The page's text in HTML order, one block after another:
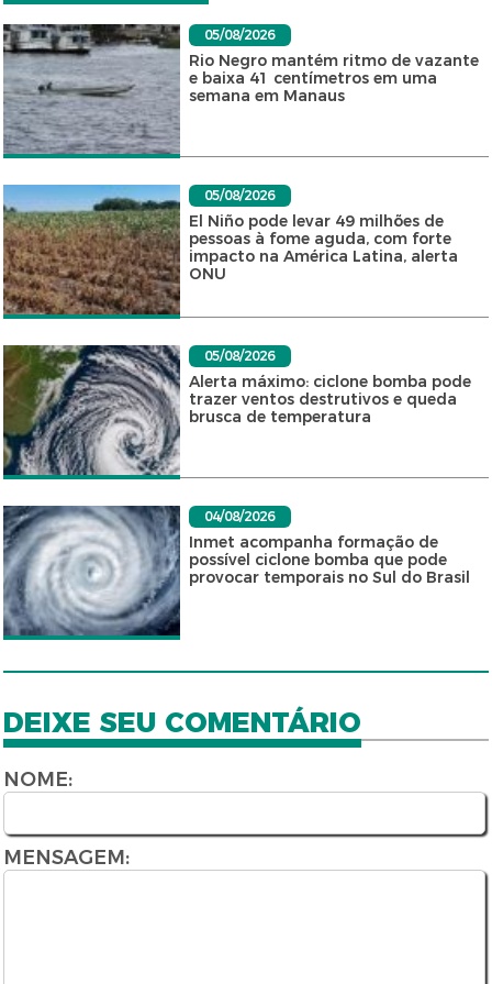
05/08/2026
Rio Negro mantém ritmo de vazante
e baixa 41 centímetros em uma
semana em Manaus
05/08/2026
El Niño pode levar 49 milhões de
pessoas à fome aguda, com forte
impacto na América Latina, alerta
ONU
05/08/2026
Alerta máximo: ciclone bomba pode
trazer ventos destrutivos e queda
brusca de temperatura
04/08/2026
Inmet acompanha formação de
possível ciclone bomba que pode
provocar temporais no Sul do Brasil
DEIXE SEU COMENTÁRIO
NOME:
MENSAGEM: